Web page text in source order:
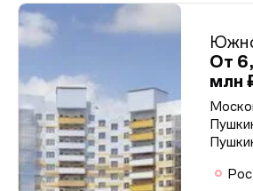
Разрешение на строительство
Разрешение на строительство
Разрешение на строительство
Разрешение на строительство
Разрешение на строительство
Разрешение на строительство
Разрешение на строительство
Разрешение на строительство
Разрешение на строительство
Разрешение на строительство
Разрешение на строительство
Разрешение на строительство
От
млн